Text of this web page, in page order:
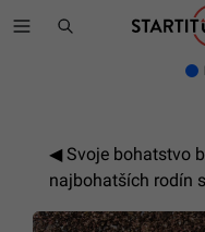
Svoje bohatstvo
najbohatších rodín